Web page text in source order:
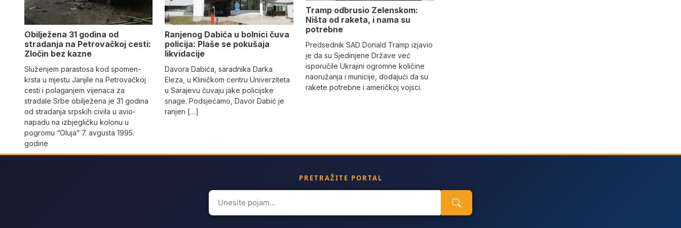
Obilježena 31 godina od
stradanja na Petrovačkoj cesti:
Zločin bez kazne
Služenjem parastosa kod spomen-
krsta u mjestu Janjile na Petrovačkoj
cesti i polaganjem vijenaca za
stradale Srbe obilježena je 31 godina
od stradanja srpskih civila u avio-
napadu na izbjegličku kolonu u
pogromu “Oluja” 7. avgusta 1995.
godine
Ranjenog Dabića u bolnici čuva
policija: Plaše se pokušaja
likvidacije
Davora Dabića, saradnika Darka
Eleza, u Kliničkom centru Univerziteta
u Sarajevu čuvaju jake policijske
snage. Podsjećamo, Davor Dabić je
ranjen […]
Tramp odbrusio Zelenskom:
Ništa od raketa, i nama su
potrebne
Predsednik SAD Donald Tramp izjavio
je da su Sjedinjene Države već
isporučile Ukrajini ogromne količine
naoružanja i municije, dodajući da su
rakete potrebne i američkoj vojsci.
PRETRAŽITE PORTAL
Search
for: